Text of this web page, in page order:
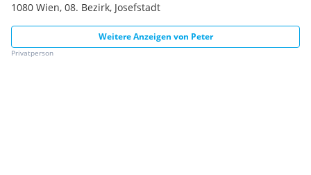
1080 Wien, 08. Bezirk, Josefstadt
Weitere Anzeigen von Peter
Privatperson